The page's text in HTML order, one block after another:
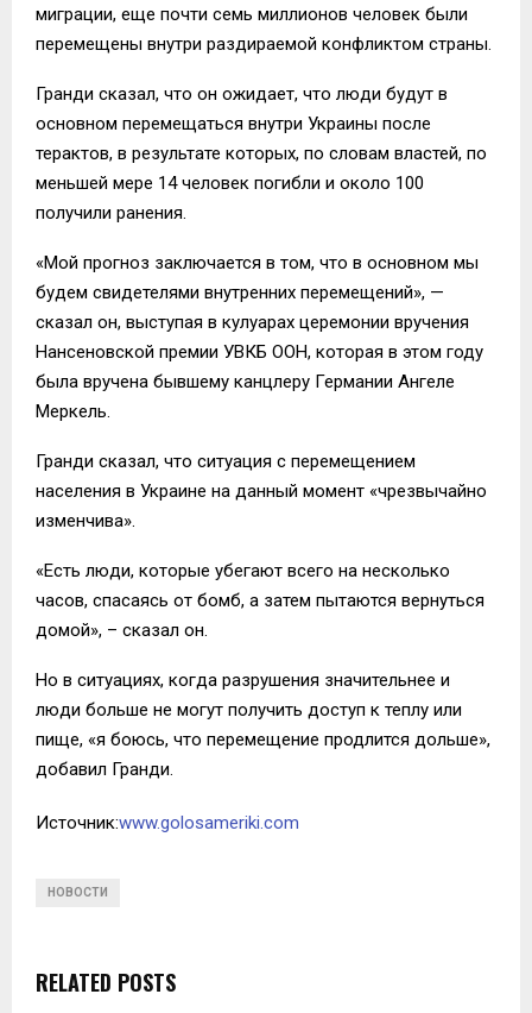
миграции, еще почти семь миллионов человек были
перемещены внутри раздираемой конфликтом страны.
Гранди сказал, что он ожидает, что люди будут в
основном перемещаться внутри Украины после
терактов, в результате которых, по словам властей, по
меньшей мере 14 человек погибли и около 100
получили ранения.
«Мой прогноз заключается в том, что в основном мы
будем свидетелями внутренних перемещений», —
сказал он, выступая в кулуарах церемонии вручения
Нансеновской премии УВКБ ООН, которая в этом году
была вручена бывшему канцлеру Германии Ангеле
Меркель.
Гранди сказал, что ситуация с перемещением
населения в Украине на данный момент «чрезвычайно
изменчива».
«Есть люди, которые убегают всего на несколько
часов, спасаясь от бомб, а затем пытаются вернуться
домой», – сказал он.
Но в ситуациях, когда разрушения значительнее и
люди больше не могут получить доступ к теплу или
пище, «я боюсь, что перемещение продлится дольше»,
добавил Гранди.
Источник:www.golosameriki.com
НОВОСТИ
RELATED POSTS